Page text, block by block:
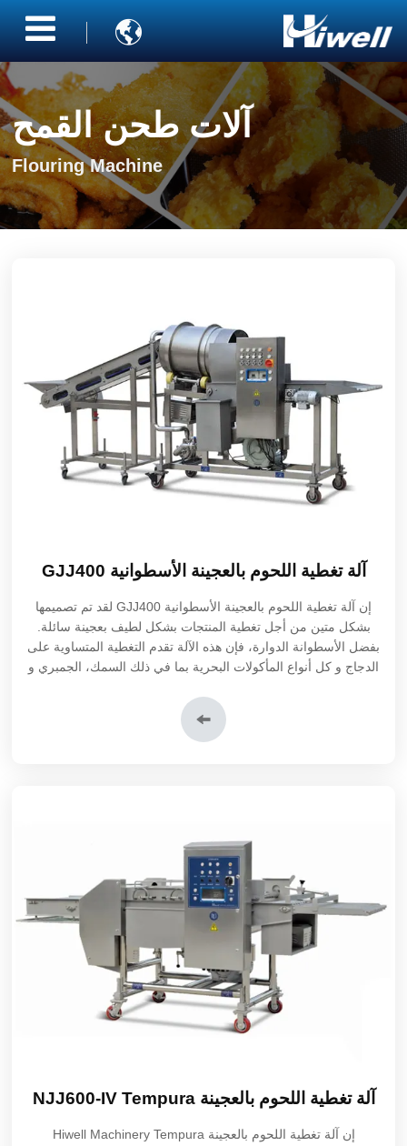

آلات طحن القمح
Flouring Machine
آلة تغطية اللحوم بالعجينة الأسطوانية GJJ400
إن آلة تغطية اللحوم بالعجينة الأسطوانية GJJ400 لقد تم تصميمها
بشكل متين من أجل تغطية المنتجات بشكل لطيف بعجينة سائلة.
بفضل الأسطوانة الدوارة، فإن هذه الآلة تقدم التغطية المتساوية على
الدجاج و كل أنواع المأكولات البحرية بما في ذلك السمك، الجمبري و
آلة تغطية اللحوم بالعجينة Tempura NJJ600-IV
إن آلة تغطية اللحوم بالعجينة Tempura
Hiwell Machinery